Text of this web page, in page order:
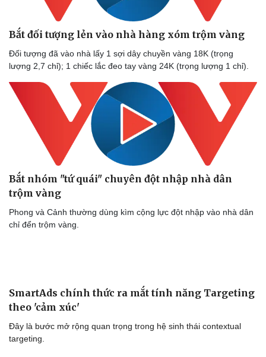
Di sản
Bắt đối tượng lẻn vào nhà hàng xóm trộm vàng
Đối tượng đã vào nhà lấy 1 sợi dây chuyền vàng 18K (trọng
lượng 2,7 chỉ); 1 chiếc lắc đeo tay vàng 24K (trọng lượng 1 chỉ).
Bắt nhóm "tứ quái" chuyên đột nhập nhà dân
trộm vàng
Phong và Cảnh thường dùng kìm cộng lực đột nhập vào nhà dân
chỉ đển trộm vàng.